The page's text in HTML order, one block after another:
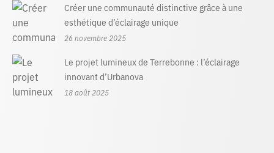
Créer une communauté distinctive grâce à une
esthétique d’éclairage unique
26 novembre 2025
Le projet lumineux de Terrebonne : l’éclairage
innovant d’Urbanova
18 août 2025